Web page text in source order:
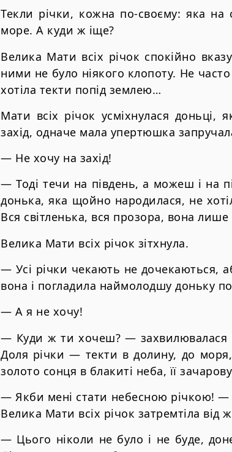
Текли річки, кожна по-своєму: яка на
море. А куди ж іще?
Велика Мати всіх річок спокійно
ними не було ніякого клопоту. Не
хотіла текти попід землею…
Мати всіх річок усміхнулася
захід, одначе мала упертюшка
— Не хочу на захід!
— Тоді течи на південь, а можеш і на
донька, яка щойно народилася, не
Вся світленька, вся прозора, вона
Велика Мати всіх річок зітхнула.
— Усі річки чекають не
вона і погладила наймолодшу доньку
— А я не хочу!
— Куди ж ти хочеш? — захвилювалася
Доля річки — текти в долину, до моря,
золото сонця в блакиті неба, її
— Якби мені стати небесною річкою!
Велика Мати всіх річок затремтіла від
— Цього ніколи не було і не буде,